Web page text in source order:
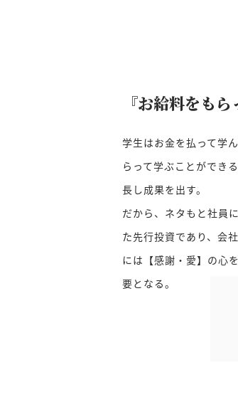
『お給料をも
学生はお金を払って学
らって学ぶことができ
長し成果を出す。
だから、ネタもと社員
た先行投資であり、会
には【感謝・愛】の心
要となる。